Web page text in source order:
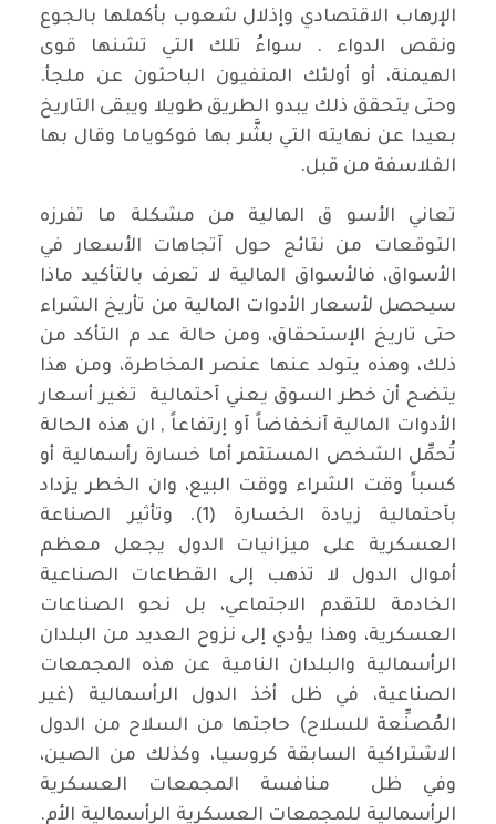
الإرهاب الاقتصادي وإذلال شعوب بأكملها بالجوع
ونقص الدواء . سواءُ تلك التي تشنها قوى
الهيمنة، أو أولئك المنفيون الباحثون عن ملجأ.
وحتى يتحقق ذلك يبدو الطريق طويلا ويبقى التاريخ
بعيدا عن نهايته التي بشَّر بها فوكوياما وقال بها
الفلاسفة من قبل.
تعاني الأسو ق المالية من مشكلة ما تفرزه
التوقعات من نتائج حول آتجاهات الأسعار في
الأسواق، فالأسواق المالية لا تعرف بالتأكيد ماذا
سيحصل لأسعار الأدوات المالية من تأريخ الشراء
حتى تاريخ الإستحقاق، ومن حالة عد م التأكد من
ذلك، وهذه يتولد عنها عنصر المخاطرة، ومن هذا
يتضح أن خطر السوق يعني آحتمالية تغير أسعار
الأدوات المالية آنخفاضاً آو إرتفاعاً , ان هذه الحالة
تُحمِّل الشخص المستثمر أما خسارة رأسمالية أو
كسباً وقت الشراء ووقت البيع، وان الخطر يزداد
بآحتمالية زيادة الخسارة (1). وتأثير الصناعة
العسكرية على ميزانيات الدول يجعل معظم
أموال الدول لا تذهب إلى القطاعات الصناعية
الخادمة للتقدم الاجتماعي، بل نحو الصناعات
العسكرية، وهذا يؤدي إلى نزوح العديد من البلدان
الرأسمالية والبلدان النامية عن هذه المجمعات
الصناعية، في ظل أخذ الدول الرأسمالية (غير
المُصنِّعة للسلاح) حاجتها من السلاح من الدول
الاشتراكية السابقة كروسيا، وكذلك من الصين،
وفي ظل منافسة المجمعات العسكرية
الرأسمالية للمجمعات العسكرية الرأسمالية الأم.